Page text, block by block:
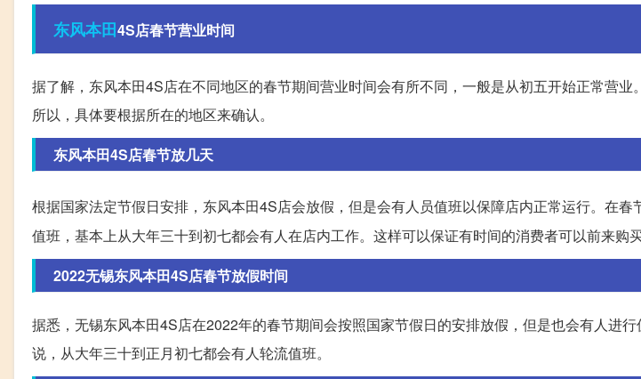
东风本田4S店春节营业时间
据了解，东风本田4S店在不同地区的春节期间营业时间会有所不同，一般是从初五开始正常营业
所以，具体要根据所在的地区来确认。
东风本田4S店春节放几天
根据国家法定节假日安排，东风本田4S店会放假，但是会有人员值班以保障店内正常运行。在春
值班，基本上从大年三十到初七都会有人在店内工作。这样可以保证有时间的消费者可以前来购买
2022无锡东风本田4S店春节放假时间
据悉，无锡东风本田4S店在2022年的春节期间会按照国家节假日的安排放假，但是也会有人进
说，从大年三十到正月初七都会有人轮流值班。